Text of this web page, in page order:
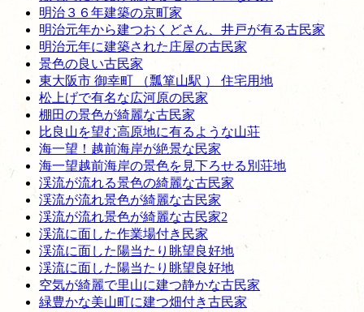
明治３６年建築の京町家
明治元年から建つおくどさん、井戸が有る古民家
明治元年に建築された庄屋の古民家
景色の良い古民家
東大阪市 御幸町 （瓢箪山駅 ） 住宅用地
松上げで有名な広河原の民家
棚田の景色が綺麗な古民家
比良山を望む高原地に有るような山荘
海一望！越前海岸が絶景な民家
海一望越前海岸の景色を見下ろせる別荘地
渓流が流れる景色の綺麗な古民家
渓流が流れ景色が綺麗な古民家
渓流が流れ景色が綺麗な古民家2
渓流に面した作業場付き民家
渓流に面した陽当たり眺望良好地
渓流に面した陽当たり眺望良好地
空気が綺麗で里山に建つ静かな古民家
緑豊かな美山町に建つ畑付き古民家